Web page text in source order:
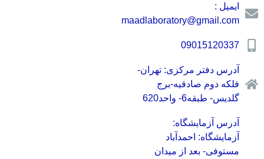
ایمیل :
maadlaboratory@gmail.com
09015120337
آدرس دفتر مرکزی: تهران-
فلکه دوم صادقیه-برج
گلدیس- طبقه6- واحد620
آدرس آزمایشگاه:
آزمایشگاه: احمدآباد
مستوفی- بعد از میدان